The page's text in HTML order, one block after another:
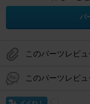
パ
このパーツレビ
このパーツレビ